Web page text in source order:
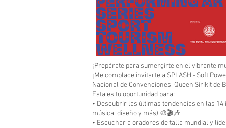
¡Prepárate para sumergirte en el vibrante
¡Me complace invitarte a SPLASH - Soft
Nacional de Convenciones Queen Sirikit de
Esta es tu oportunidad para:
• Descubrir las últimas tendencias en las
música, diseño y más) 🎨🎬🎶
• Escuchar a oradores de talla mundial y